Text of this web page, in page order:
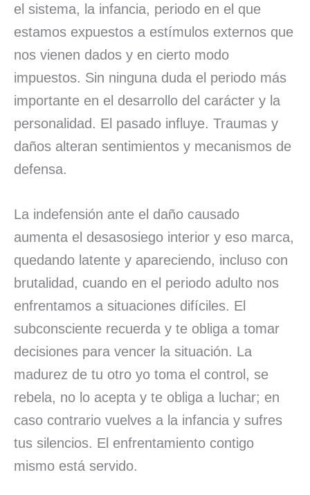
el sistema, la infancia, periodo en el que
estamos expuestos a estímulos externos que
nos vienen dados y en cierto modo
impuestos. Sin ninguna duda el periodo más
importante en el desarrollo del carácter y la
personalidad. El pasado influye. Traumas y
daños alteran sentimientos y mecanismos de
defensa.
La indefensión ante el daño causado
aumenta el desasosiego interior y eso marca,
quedando latente y apareciendo, incluso con
brutalidad, cuando en el periodo adulto nos
enfrentamos a situaciones difíciles. El
subconsciente recuerda y te obliga a tomar
decisiones para vencer la situación. La
madurez de tu otro yo toma el control, se
rebela, no lo acepta y te obliga a luchar; en
caso contrario vuelves a la infancia y sufres
tus silencios. El enfrentamiento contigo
mismo está servido.